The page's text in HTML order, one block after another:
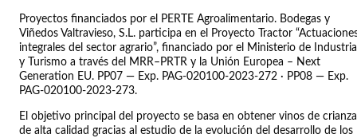
Proyectos financiados por el PERTE Agroalimentario. Bodegas y
Viñedos Valtravieso, S.L. participa en el Proyecto Tractor
integrales del sector agrario”, financiado por el Ministerio de Industria
y Turismo a través del MRR–PRTR y la Unión Europea – Next
Generation EU. PP07 — Exp. PAG-020100-2023-272 · PP08 — Exp.
PAG-020100-2023-273.
El objetivo principal del proyecto se basa en obtener vinos de crianza
de alta calidad gracias al estudio de la evolución del desarrollo de los